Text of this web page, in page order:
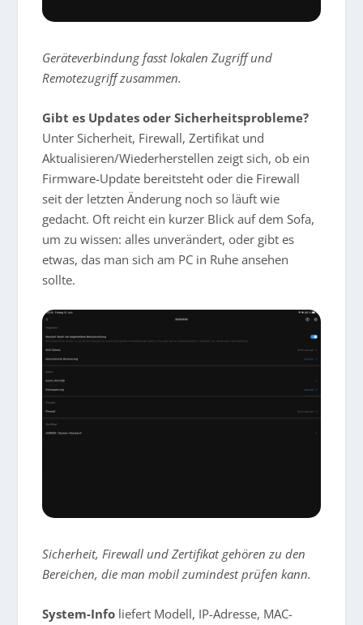
Geräteverbindung fasst lokalen Zugriff und
Remotezugriff zusammen.
Gibt es Updates oder Sicherheitsprobleme?
Unter Sicherheit, Firewall, Zertifikat und
Aktualisieren/Wiederherstellen zeigt sich, ob ein
Firmware-Update bereitsteht oder die Firewall
seit der letzten Änderung noch so läuft wie
gedacht. Oft reicht ein kurzer Blick auf dem Sofa,
um zu wissen: alles unverändert, oder gibt es
etwas, das man sich am PC in Ruhe ansehen
sollte.
Sicherheit, Firewall und Zertifikat gehören zu den
Bereichen, die man mobil zumindest prüfen kann.
System-Info liefert Modell, IP-Adresse, MAC-